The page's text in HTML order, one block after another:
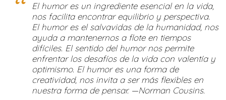
El humor es un ingrediente esencial en la vida,
nos facilita encontrar equilibrio y perspectiva.
El humor es el salvavidas de la humanidad, nos
ayuda a mantenernos a flote en tiempos
difíciles. El sentido del humor nos permite
enfrentar los desafíos de la vida con valentía y
optimismo. El humor es una forma de
creatividad, nos invita a ser más flexibles en
nuestra forma de pensar. —Norman Cousins.